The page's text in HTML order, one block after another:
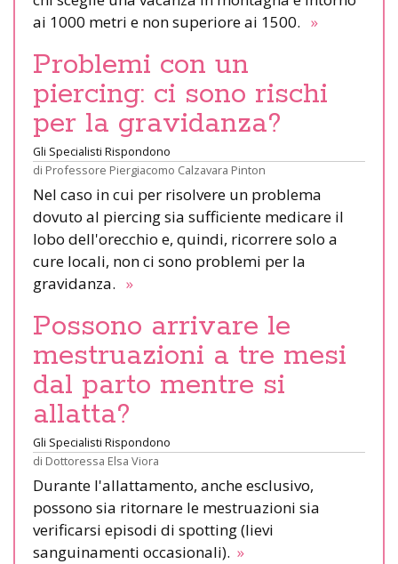
ai 1000 metri e non superiore ai 1500. »
Problemi con un
piercing: ci sono rischi
per la gravidanza?
Gli Specialisti Rispondono
di Professore Piergiacomo Calzavara Pinton
Nel caso in cui per risolvere un problema
dovuto al piercing sia sufficiente medicare il
lobo dell'orecchio e, quindi, ricorrere solo a
cure locali, non ci sono problemi per la
gravidanza. »
Possono arrivare le
mestruazioni a tre mesi
dal parto mentre si
allatta?
Gli Specialisti Rispondono
di Dottoressa Elsa Viora
Durante l'allattamento, anche esclusivo,
possono sia ritornare le mestruazioni sia
verificarsi episodi di spotting (lievi
sanguinamenti occasionali). »